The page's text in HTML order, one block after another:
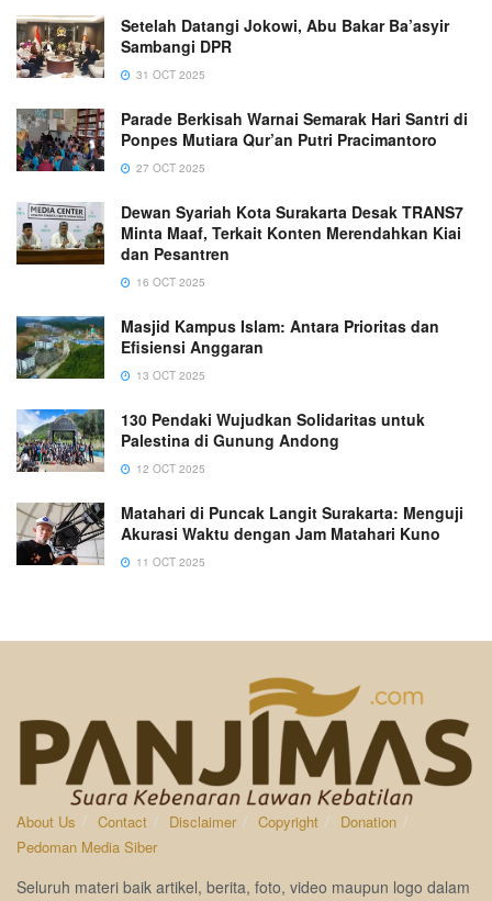
Setelah Datangi Jokowi, Abu Bakar Ba’asyir
Sambangi DPR
31 OCT 2025
Parade Berkisah Warnai Semarak Hari Santri di
Ponpes Mutiara Qur’an Putri Pracimantoro
27 OCT 2025
Dewan Syariah Kota Surakarta Desak TRANS7
Minta Maaf, Terkait Konten Merendahkan Kiai
dan Pesantren
16 OCT 2025
Masjid Kampus Islam: Antara Prioritas dan
Efisiensi Anggaran
13 OCT 2025
130 Pendaki Wujudkan Solidaritas untuk
Palestina di Gunung Andong
12 OCT 2025
Matahari di Puncak Langit Surakarta: Menguji
Akurasi Waktu dengan Jam Matahari Kuno
11 OCT 2025
About Us Contact Disclaimer Copyright
Donation
Pedoman Media Siber
Seluruh materi baik artikel, berita, foto, video maupun logo dalam